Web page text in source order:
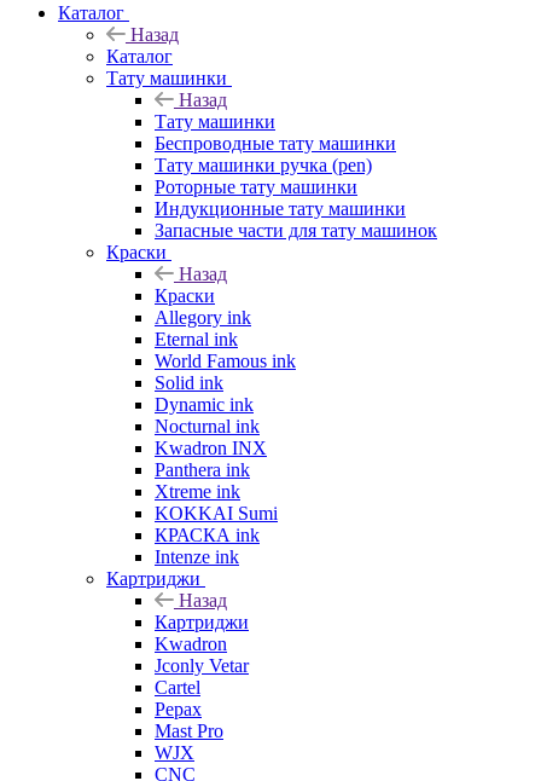
Каталог
Назад
Каталог
Тату машинки
Назад
Тату машинки
Беспроводные тату машинки
Тату машинки ручка (pen)
Роторные тату машинки
Индукционные тату машинки
Запасные части для тату машинок
Краски
Назад
Краски
Allegory ink
Eternal ink
World Famous ink
Solid ink
Dynamic ink
Nocturnal ink
Kwadron INX
Panthera ink
Xtreme ink
KOKKAI Sumi
КРАСКА ink
Intenze ink
Картриджи
Назад
Картриджи
Kwadron
Jconly Vetar
Cartel
Pepax
Mast Pro
WJX
CNC